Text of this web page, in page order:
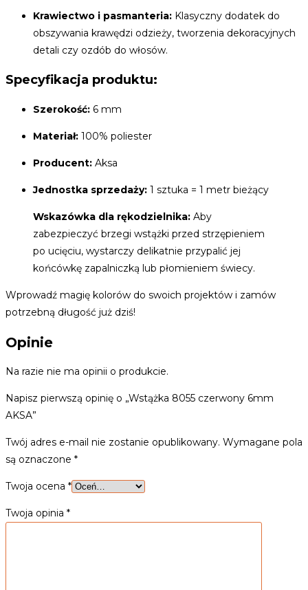
Krawiectwo i pasmanteria: Klasyczny dodatek do
obszywania krawędzi odzieży, tworzenia dekoracyjnych
detali czy ozdób do włosów.
Specyfikacja produktu:
Szerokość: 6 mm
Materiał: 100% poliester
Producent: Aksa
Jednostka sprzedaży: 1 sztuka = 1 metr bieżący
Wskazówka dla rękodzielnika: Aby
zabezpieczyć brzegi wstążki przed strzępieniem
po ucięciu, wystarczy delikatnie przypalić jej
końcówkę zapalniczką lub płomieniem świecy.
Wprowadź magię kolorów do swoich projektów i zamów
potrzebną długość już dziś!
Opinie
Na razie nie ma opinii o produkcie.
Napisz pierwszą opinię o „Wstążka 8055 czerwony 6mm
AKSA”
Twój adres e-mail nie zostanie opublikowany. Wymagane pola
są oznaczone *
Twoja ocena *
Twoja opinia *